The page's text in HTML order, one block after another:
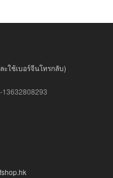
ใช้เบอร์จีนโทรกลับ)